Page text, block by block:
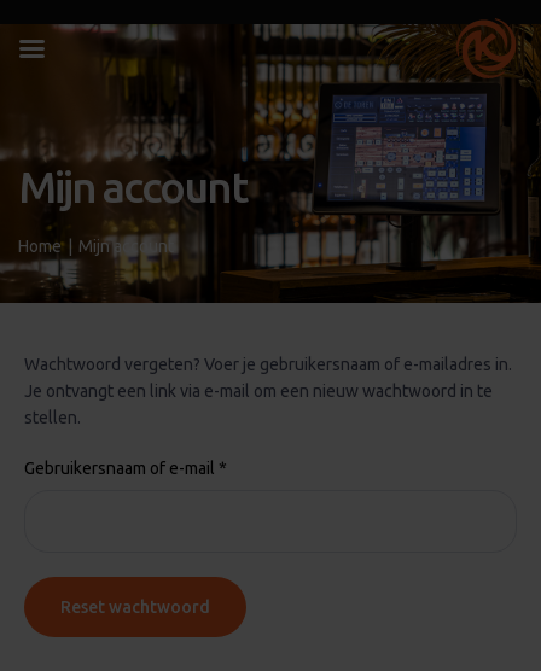
Mijn account
Home Mijn account
Wachtwoord vergeten? Voer je gebruikersnaam of e-mailadres in.
Je ontvangt een link via e-mail om een nieuw wachtwoord in te
stellen.
Gebruikersnaam of e-mail *
Reset wachtwoord